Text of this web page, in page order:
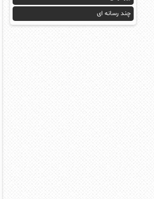
چند رسانه ای